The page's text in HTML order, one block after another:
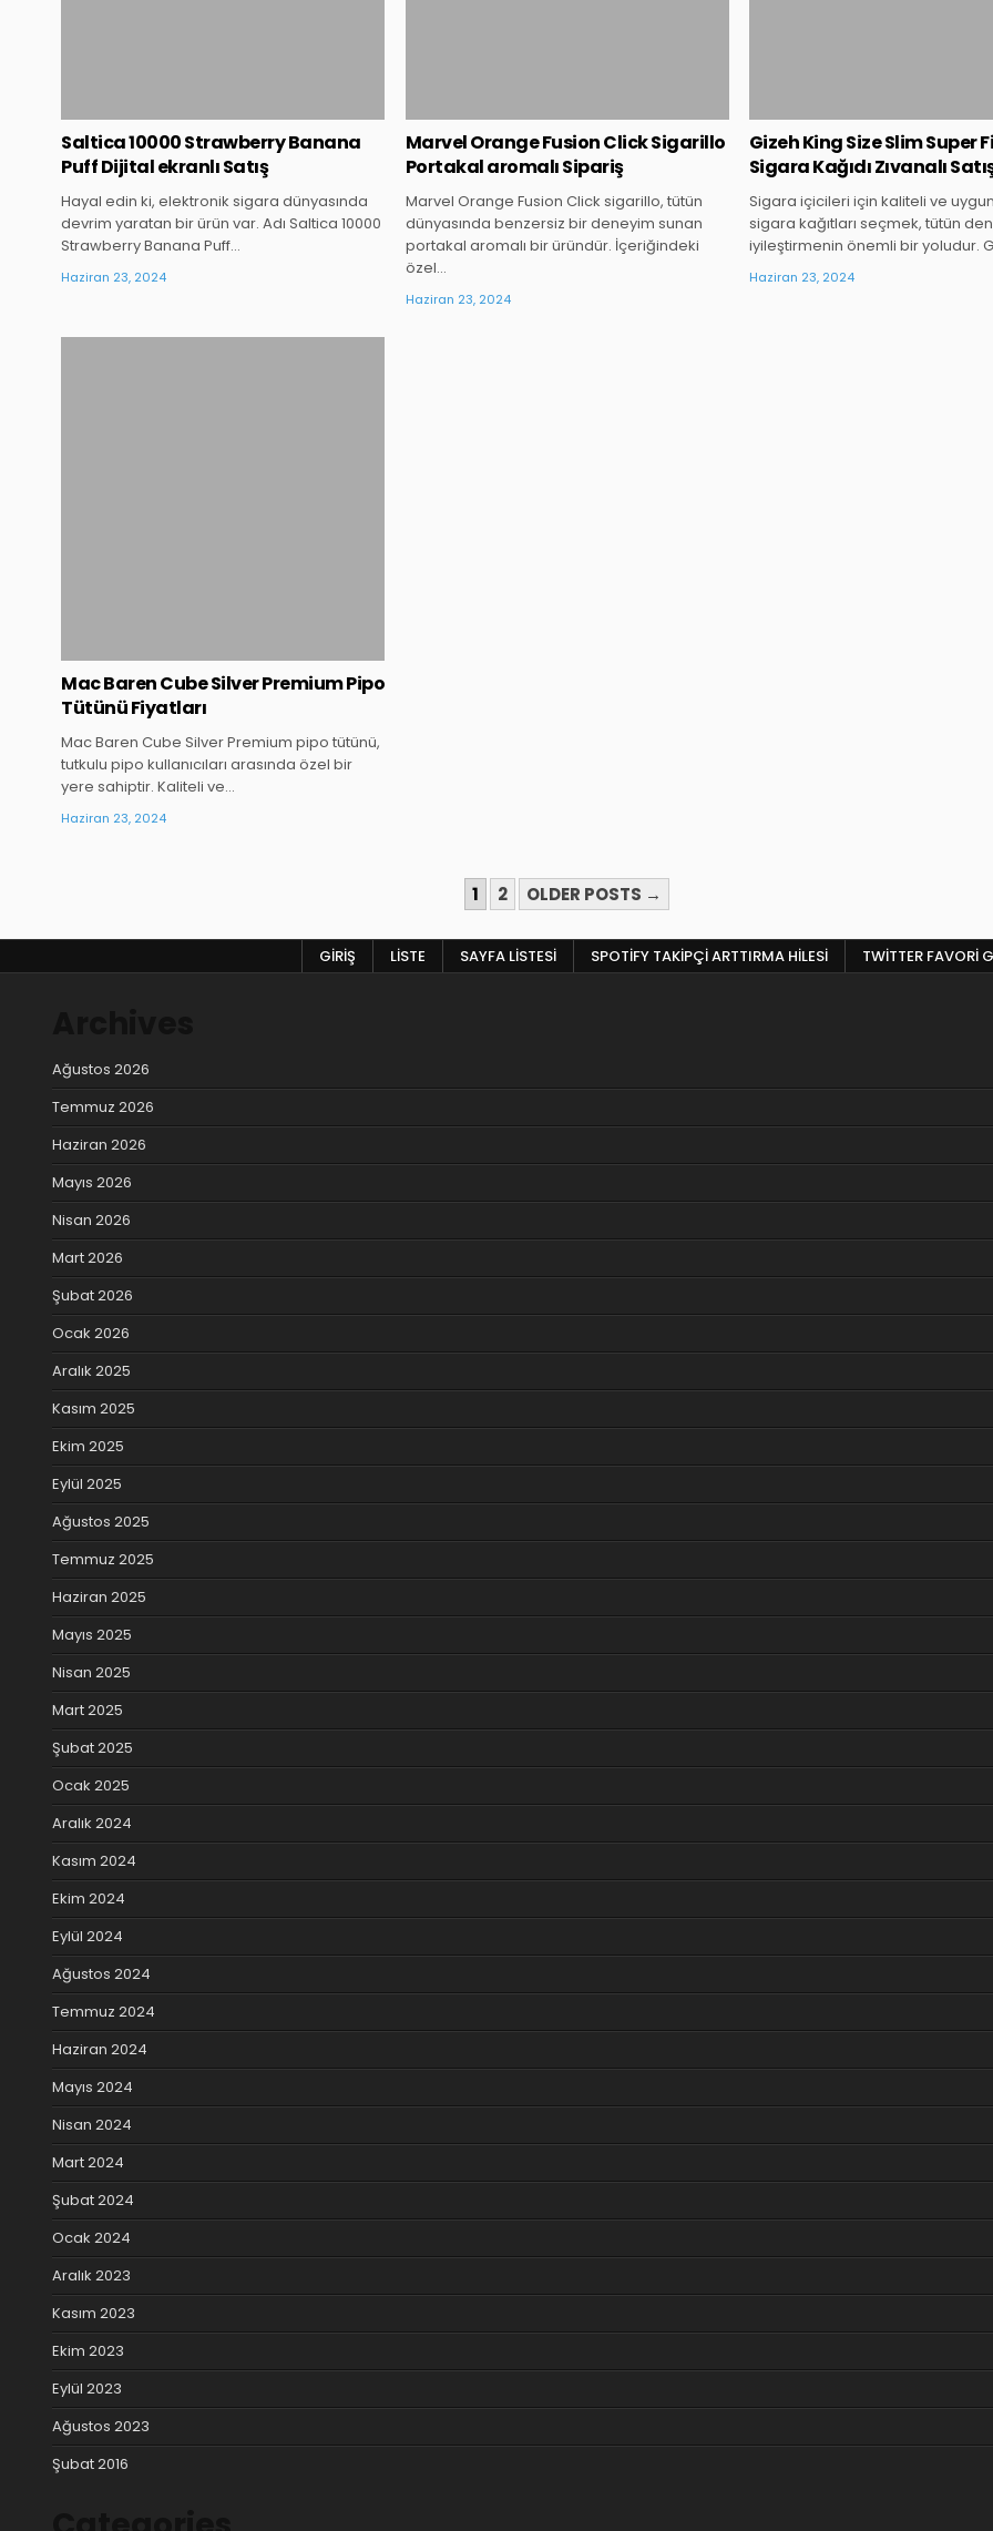
Saltica 10000 Strawberry Banana
Puff Dijital ekranlı Satış
Hayal edin ki, elektronik sigara dünyasında
devrim yaratan bir ürün var. Adı Saltica 10000
Strawberry Banana Puff…
Haziran 23, 2024
Marvel Orange Fusion Click Sigarillo
Portakal aromalı Sipariş
Marvel Orange Fusion Click sigarillo, tütün
dünyasında benzersiz bir deneyim sunan
portakal aromalı bir üründür. İçeriğindeki
özel…
Haziran 23, 2024
Gizeh King Size Slim Super
Sigara Kağıdı Zıvanalı
Sigara içicileri için kaliteli ve
sigara kağıtları seçmek, tütün
iyileştirmenin önemli bir yoludur.
Haziran 23, 2024
Mac Baren Cube Silver Premium Pipo
Tütünü Fiyatları
Mac Baren Cube Silver Premium pipo tütünü,
tutkulu pipo kullanıcıları arasında özel bir
yere sahiptir. Kaliteli ve…
Haziran 23, 2024
1 2 OLDER POSTS →
GIRIŞ LISTE SAYFA LISTESI SPOTIFY TAKIPÇI ARTTIRMA HILESI TWITTER FAVORI
Ağustos 2026
Temmuz 2026
Haziran 2026
Mayıs 2026
Nisan 2026
Mart 2026
Şubat 2026
Ocak 2026
Aralık 2025
Kasım 2025
Ekim 2025
Eylül 2025
Ağustos 2025
Temmuz 2025
Haziran 2025
Mayıs 2025
Nisan 2025
Mart 2025
Şubat 2025
Ocak 2025
Aralık 2024
Kasım 2024
Ekim 2024
Eylül 2024
Ağustos 2024
Temmuz 2024
Haziran 2024
Mayıs 2024
Nisan 2024
Mart 2024
Şubat 2024
Ocak 2024
Aralık 2023
Kasım 2023
Ekim 2023
Eylül 2023
Ağustos 2023
Şubat 2016